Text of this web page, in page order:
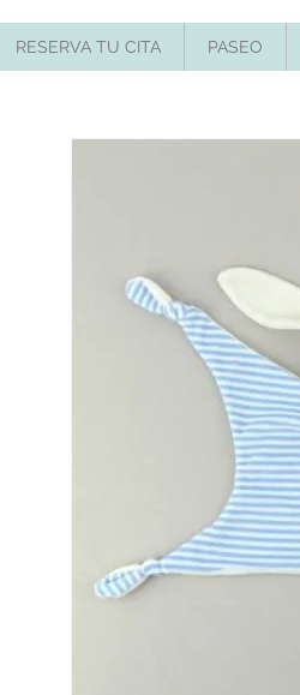
RESERVA TU CITA PASEO